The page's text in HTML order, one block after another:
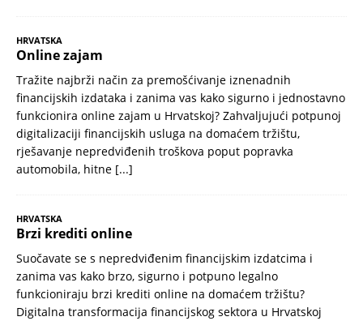
HRVATSKA
Online zajam
Tražite najbrži način za premošćivanje iznenadnih
financijskih izdataka i zanima vas kako sigurno i jednostavno
funkcionira online zajam u Hrvatskoj? Zahvaljujući potpunoj
digitalizaciji financijskih usluga na domaćem tržištu,
rješavanje nepredviđenih troškova poput popravka
automobila, hitne [...]
HRVATSKA
Brzi krediti online
Suočavate se s nepredviđenim financijskim izdatcima i
zanima vas kako brzo, sigurno i potpuno legalno
funkcioniraju brzi krediti online na domaćem tržištu?
Digitalna transformacija financijskog sektora u Hrvatskoj